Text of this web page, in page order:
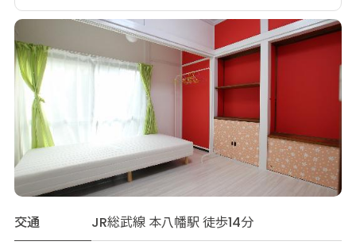
交通
JR総武線 本八幡駅 徒歩14分